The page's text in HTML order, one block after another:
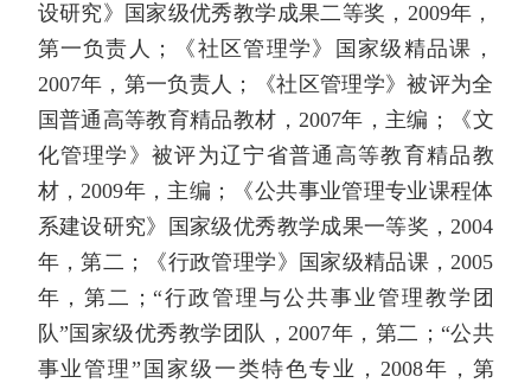
设研究》国家级优秀教学成果二等奖，2009年，
第一负责人；《社区管理学》国家级精品课，
2007年，第一负责人；《社区管理学》被评为全
国普通高等教育精品教材，2007年，主编；《文
化管理学》被评为辽宁省普通高等教育精品教
材，2009年，主编；《公共事业管理专业课程体
系建设研究》国家级优秀教学成果一等奖，2004
年，第二；《行政管理学》国家级精品课，2005
年，第二；“行政管理与公共事业管理教学团
队”国家级优秀教学团队，2007年，第二；“公共
事业管理”国家级一类特色专业，2008年，第